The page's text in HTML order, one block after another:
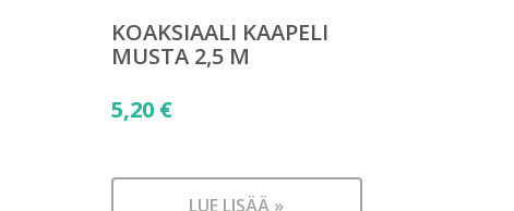
KOAKSIAALI KAAPELI
MUSTA 2,5 M
5,20 €
LUE LISÄÄ »